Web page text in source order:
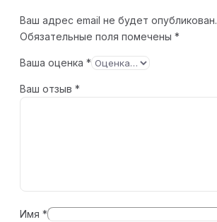
Ваш адрес email не будет опубликован.
Обязательные поля помечены *
Ваша оценка *
Ваш отзыв *
Имя *